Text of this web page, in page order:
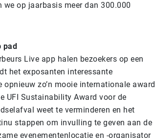
op jaarbasis meer dan 300.000
pad
Live app halen bezoekers op een
het exposanten interessante
zo’n mooie internationale award
UFI Sustainability Award voor de
weet te verminderen en het
stappen om invulling te geven aan de
evenementenlocatie en -organisator